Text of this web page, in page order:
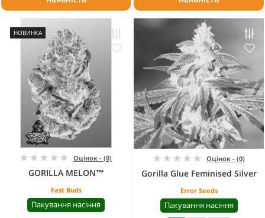
НОВИНКА
Оцінок - (0)
GORILLA MELON™
Fast Buds
Пакування насіння
Оцінок - (0)
Gorilla Glue Feminised Silver
Error Seeds
Пакування насіння